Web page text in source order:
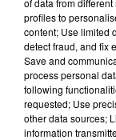
0:00
2 novembre 2024
02.11.2024 -
of data from
profiles to
content; Use limited
detect fraud, and fix
Save and
process personal
following
requested; Use
other data sources;
information